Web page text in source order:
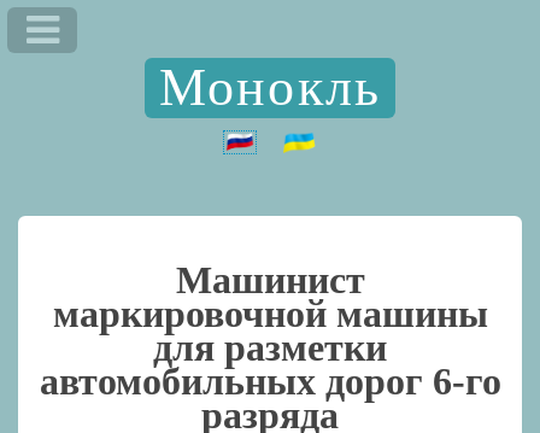
Монокль
Машинист
маркировочной машины
для разметки
автомобильных дорог 6-го
разряда